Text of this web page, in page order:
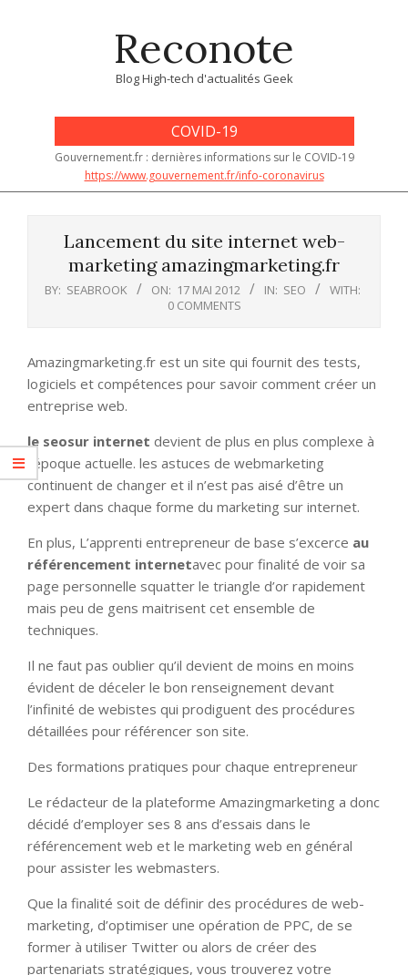
Reconote
Blog High-tech d'actualités Geek
COVID-19
Gouvernement.fr : dernières informations sur le COVID-19
https://www.gouvernement.fr/info-coronavirus
Lancement du site internet web-
marketing amazingmarketing.fr
BY: SEABROOK ON: 17 MAI 2012 IN: SEO
WITH:
0 COMMENTS
Amazingmarketing.fr est un site qui fournit des tests,
logiciels et compétences pour savoir comment créer un
entreprise web.
le seosur internet devient de plus en plus complexe à
l’époque actuelle. les astuces de webmarketing
continuent de changer et il n’est pas aisé d’être un
expert dans chaque forme du marketing sur internet.
En plus, L’apprenti entrepreneur de base s’excerce au
référencement internetavec pour finalité de voir sa
page personnelle squatter le triangle d’or rapidement
mais peu de gens maitrisent cet ensemble de
techniques.
Il ne faut pas oublier qu’il devient de moins en moins
évident de déceler le bon renseignement devant
l’infinité de webistes qui prodiguent des procédures
détaillées pour référencer son site.
Des formations pratiques pour chaque entrepreneur
Le rédacteur de la plateforme Amazingmarketing a donc
décidé d’employer ses 8 ans d’essais dans le
référencement web et le marketing web en général
pour assister les webmasters.
Que la finalité soit de définir des procédures de web-
marketing, d’optimiser une opération de PPC, de se
former à utiliser Twitter ou alors de créer des
partenariats stratégiques, vous trouverez votre